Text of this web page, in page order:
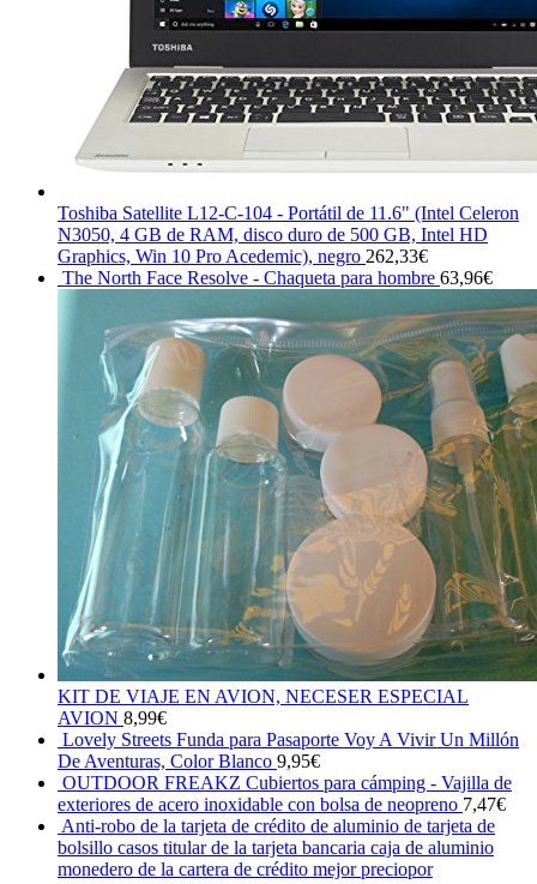
Toshiba Satellite L12-C-104 - Portátil de 11.6" (Intel Celeron
N3050, 4 GB de RAM, disco duro de 500 GB, Intel HD
Graphics, Win 10 Pro Acedemic), negro 262,33€
The North Face Resolve - Chaqueta para hombre 63,96€
KIT DE VIAJE EN AVION, NECESER ESPECIAL
AVION 8,99€
Lovely Streets Funda para Pasaporte Voy A Vivir Un Millón
De Aventuras, Color Blanco 9,95€
OUTDOOR FREAKZ Cubiertos para cámping - Vajilla de
exteriores de acero inoxidable con bolsa de neopreno 7,47€
Anti-robo de la tarjeta de crédito de aluminio de tarjeta de
bolsillo casos titular de la tarjeta bancaria caja de aluminio
monedero de la cartera de crédito mejor preciopor